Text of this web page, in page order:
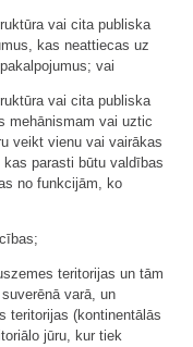
vai cita publiska
kas neattiecas uz
vai
vai cita publiska
mehānismam vai uztic
veikt vienu vai vairākas
parasti būtu valdības
no funkcijām, ko
teritorijas un tām
varā, un
teritorijas (kontinentālās
jūru, kur tiek